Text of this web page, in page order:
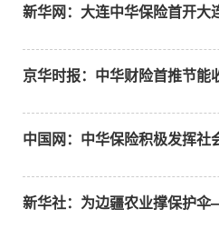
新华网：大连中华保险首开大
京华时报：中华财险首推节能
中国网：中华保险积极发挥
新华社：为边疆农业撑保护